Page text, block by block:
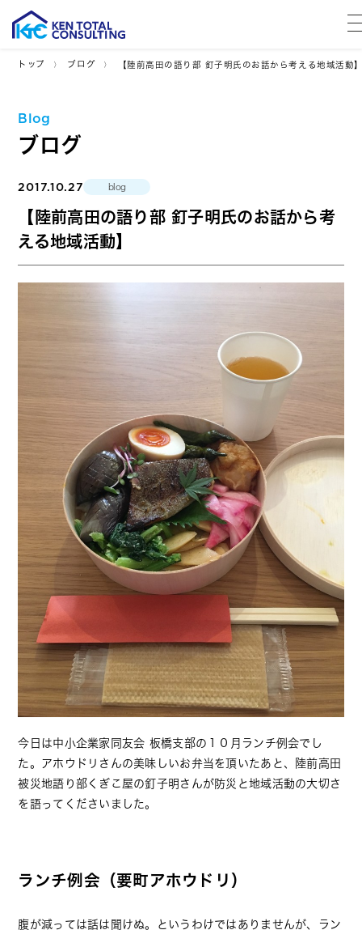
トップ ブログ 【陸前高田の語り部 釘子明氏のお話から考える地域活動
Blog
ブログ
2017.10.27 blog
【陸前高田の語り部 釘子明氏のお話から考
える地域活動】
今日は中小企業家同友会 板橋支部の１０月ランチ例会でし
た。アホウドリさんの美味しいお弁当を頂いたあと、陸前高田
被災地語り部くぎこ屋の釘子明さんが防災と地域活動の大切さ
を語ってくださいました。
ランチ例会（要町アホウドリ）
腹が減っては話は聞けぬ。というわけではありませんが、ラン